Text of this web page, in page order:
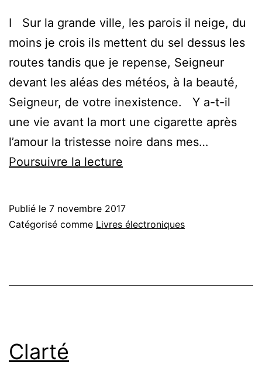
vérité
I Sur la grande ville, les parois il neige, du
moins je crois ils mettent du sel dessus les
routes tandis que je repense, Seigneur
devant les aléas des météos, à la beauté,
Seigneur, de votre inexistence. Y a-t-il
une vie avant la mort une cigarette après
l’amour la tristesse noire dans mes…
Poursuivre la lecture
de
Publié le 7 novembre 2017
Catégorisé comme Livres électroniques
Clarté